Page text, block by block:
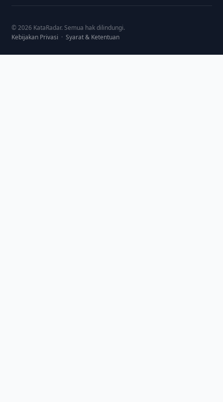
© 2026 KataRadar. Semua hak dilindungi.
Kebijakan Privasi · Syarat & Ketentuan